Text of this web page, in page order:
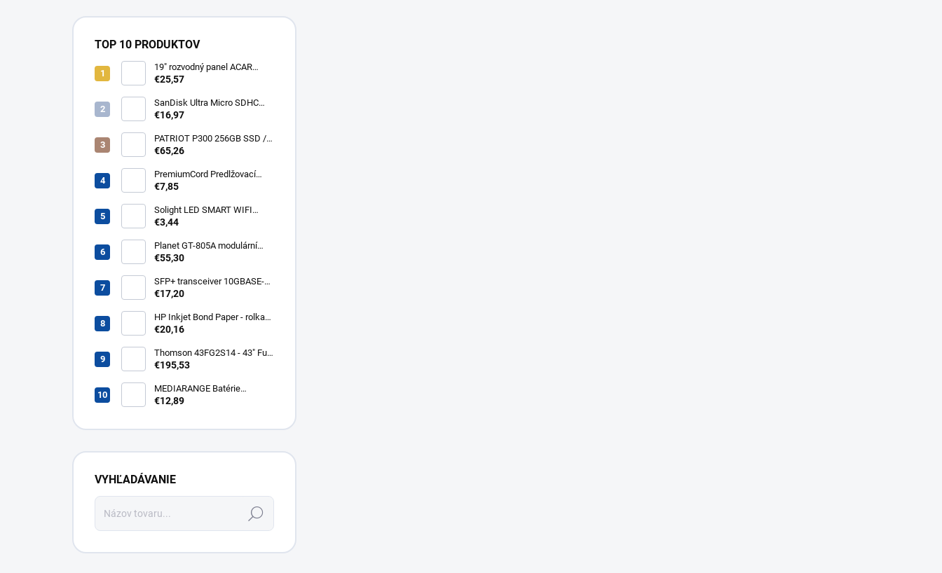
TOP 10 PRODUKTOV
19" rozvodný panel ACAR
8x230V, vypínač, indikátor
kabel 3m Acar S8 FA
€25,57
SanDisk Ultra Micro SDHC
32GB 120MB/s A1+ada
€16,97
PATRIOT P300 256GB SSD /
Interní / M.2 PCIe Gen3 x4
P300P256GM28
€65,26
PremiumCord Predlžovací
kábel - sieť 230V, IEC 320 C13
€7,85
Solight LED SMART WIFI
žiarovka, GU10, 5W, RGB,
€3,44
Planet GT-805A modulární
konvertor Gigabit
805A
€55,30
SFP+ transceiver 10GBASE-
SR/SW, multirate, MM, OM3-
850nm VCSEL, LC dup., DMI ,
DELL komp.. SFP-PLUS-SR-
€17,20
HP Inkjet Bond Paper - rolka
24'' Q1396A
€20,16
Thomson 43FG2S14 - 43" Full
HD, Google TV, LED, čierny
€195,53
MEDIARANGE Batérie
nabíjateľné AAA, USB-C, 4ks
€12,89
VYHĽADÁVANIE
Hľadať